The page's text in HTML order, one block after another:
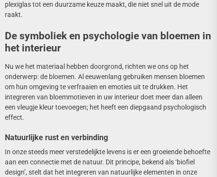
plexiglas tot een duurzame keuze maakt, die niet snel uit de mode
raakt.
De symboliek en psychologie van bloemen in
het interieur
Nu we het materiaal hebben doorgrond, richten we ons op het
onderwerp: de bloemen. Al eeuwenlang gebruiken mensen bloemen
om hun omgeving te verfraaien en emoties uit te drukken. Het
integreren van bloemmotieven in uw interieur doet meer dan alleen
een vleugje kleur toevoegen; het heeft een diepgaand psychologisch
effect.
Natuurlijke rust en verbinding
In onze steeds meer verstedelijkte levens is er een groeiende behoefte
aan een connectie met de natuur. Dit principe, bekend als ‘biofiel
design’, stelt dat het integreren van natuurlijke elementen in onze